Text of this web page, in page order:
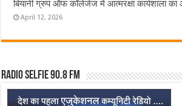
बियानी ग्रुप ऑफ कॉलेजेज में आत्मरक्षा कार्यशाला
April 12, 2026
Radio Selfie 90.8 FM